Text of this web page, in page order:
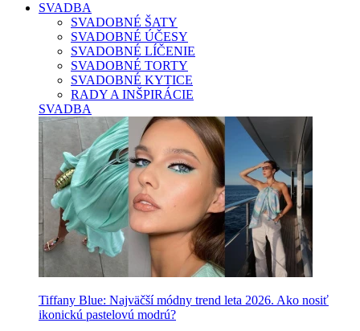
SVADBA
SVADOBNÉ ŠATY
SVADOBNÉ ÚČESY
SVADOBNÉ LÍČENIE
SVADOBNÉ TORTY
SVADOBNÉ KYTICE
RADY A INŠPIRÁCIE
SVADBA
Tiffany Blue: Najväčší módny trend leta 2026. Ako nosiť
ikonickú pastelovú modrú?